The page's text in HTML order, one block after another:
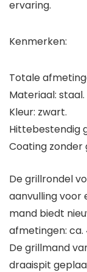
ervaring.
Kenmerken:
Totale
Materiaal: staal.
Kleur: zwart.
Hittebestendig
Coating zonder
De grillrondel
aanvulling voor
mand biedt
afmetingen: ca.
De grillmand
draaispit